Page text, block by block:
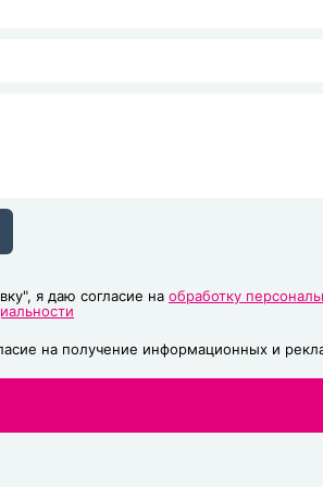
я даю согласие на обработку
на получение информационных и